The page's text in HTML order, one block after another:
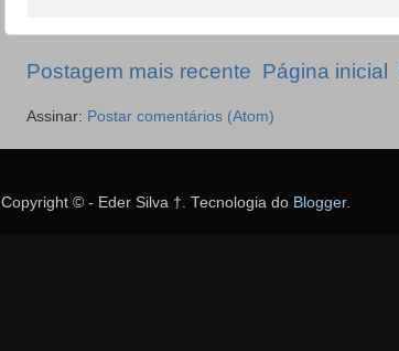
Postagem mais recente Página inicial
Assinar: Postar comentários (Atom)
Copyright © - Eder Silva †. Tecnologia do Blogger.